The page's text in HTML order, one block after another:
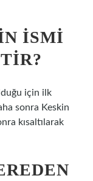
ISMI
için ilk
sonra Keskin
kısaltılarak